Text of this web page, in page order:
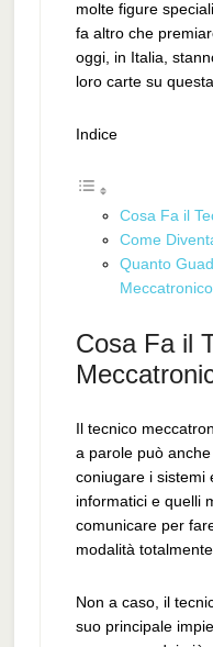
molte figure
fa altro che
oggi, in Italia,
loro carte su
Indice
Cosa Fa il
Come
Quanto
Meccatronico
Cosa Fa il
Il tecnico
a parole può
coniugare i sistemi
informatici e quelli
comunicare per
modalità
Non a caso, il
suo principale